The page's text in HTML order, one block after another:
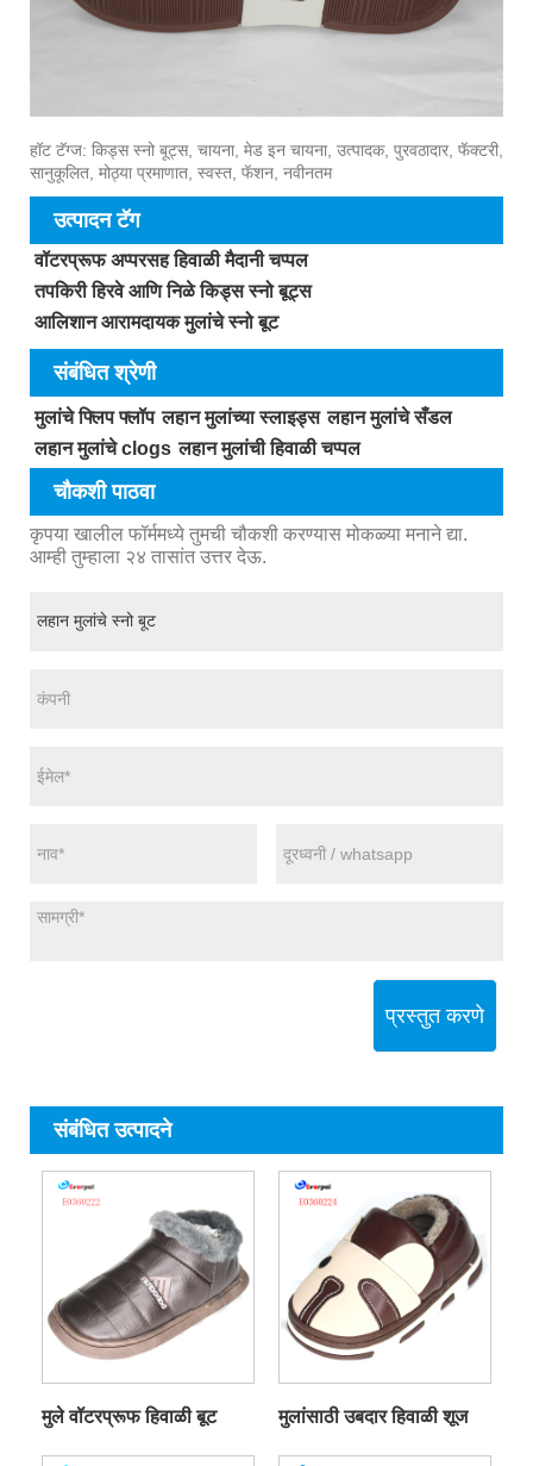
हॉट टॅग्ज: किड्स स्नो बूट्स, चायना, मेड इन चायना, उत्पादक, पुरवठादार, फॅक्टरी,
सानुकूलित, मोठ्या प्रमाणात, स्वस्त, फॅशन, नवीनतम
उत्पादन टॅग
वॉटरप्रूफ अप्परसह हिवाळी मैदानी चप्पल
तपकिरी हिरवे आणि निळे किड्स स्नो बूट्स
आलिशान आरामदायक मुलांचे स्नो बूट
संबंधित श्रेणी
मुलांचे फ्लिप फ्लॉप लहान मुलांच्या स्लाइड्स लहान मुलांचे सँडल
लहान मुलांचे clogs लहान मुलांची हिवाळी चप्पल
चौकशी पाठवा
कृपया खालील फॉर्ममध्ये तुमची चौकशी करण्यास मोकळ्या मनाने द्या.
आम्ही तुम्हाला २४ तासांत उत्तर देऊ.
प्रस्तुत करणे
संबंधित उत्पादने
मुले वॉटरप्रूफ हिवाळी बूट मुलांसाठी उबदार हिवाळी शूज